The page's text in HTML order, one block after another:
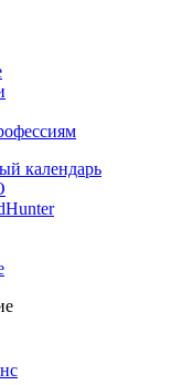
календарь